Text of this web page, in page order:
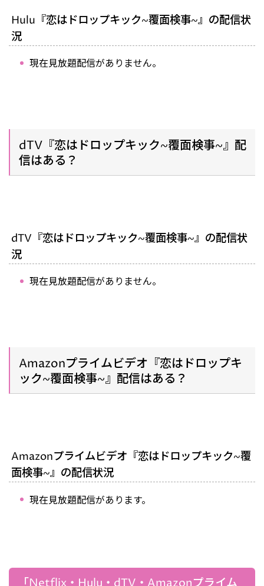
Hulu『恋はドロップキック~覆面検事~』の配信状
況
現在見放題配信がありません。
dTV『恋はドロップキック~覆面検事~』配
信はある？
dTV『恋はドロップキック~覆面検事~』の配信状
況
現在見放題配信がありません。
Amazonプライムビデオ『恋はドロップキ
ック~覆面検事~』配信はある？
Amazonプライムビデオ『恋はドロップキック~覆
面検事~』の配信状況
現在見放題配信があります。